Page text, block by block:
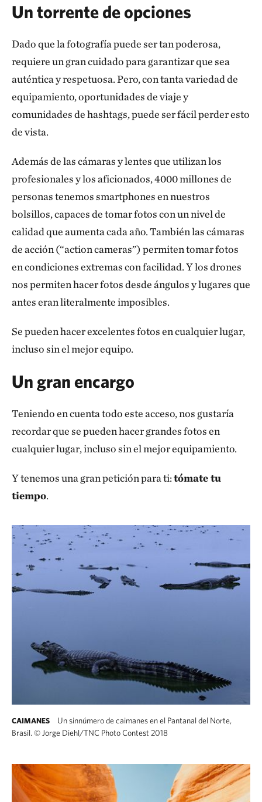
Un torrente de opciones
Dado que la fotografía puede ser tan poderosa,
requiere un gran cuidado para garantizar que sea
auténtica y respetuosa. Pero, con tanta variedad de
equipamiento, oportunidades de viaje y
comunidades de hashtags, puede ser fácil perder esto
de vista.
Además de las cámaras y lentes que utilizan los
profesionales y los aficionados, 4000 millones de
personas tenemos smartphones en nuestros
bolsillos, capaces de tomar fotos con un nivel de
calidad que aumenta cada año. También las cámaras
de acción (“action cameras”) permiten tomar fotos
en condiciones extremas con facilidad. Y los drones
nos permiten hacer fotos desde ángulos y lugares que
antes eran literalmente imposibles.
Se pueden hacer excelentes fotos en cualquier lugar,
incluso sin el mejor equipo.
Un gran encargo
Teniendo en cuenta todo este acceso, nos gustaría
recordar que se pueden hacer grandes fotos en
cualquier lugar, incluso sin el mejor equipamiento.
Y tenemos una gran petición para ti:tómate tu
tiempo.
CAIMANES
Un sinnúmero de caimanes en el Pantanal del Norte,
Brasil. © Jorge Diehl/TNC Photo Contest 2018